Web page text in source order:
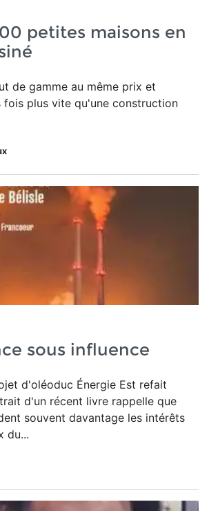
petites maisons en
de gamme au même prix et
plus vite qu'une construction
sous influence
d'oléoduc Énergie Est refait
d'un récent livre rappelle que
souvent davantage les intérêts
du...